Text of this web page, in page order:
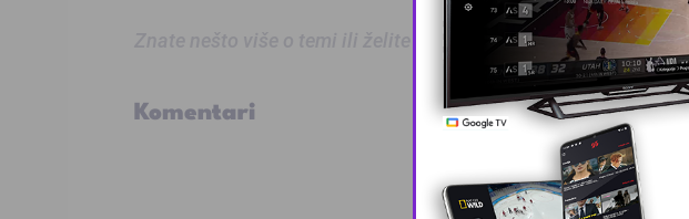
Znate nešto više o temi ili želite prijaviti grešku u tekstu?
Komentari